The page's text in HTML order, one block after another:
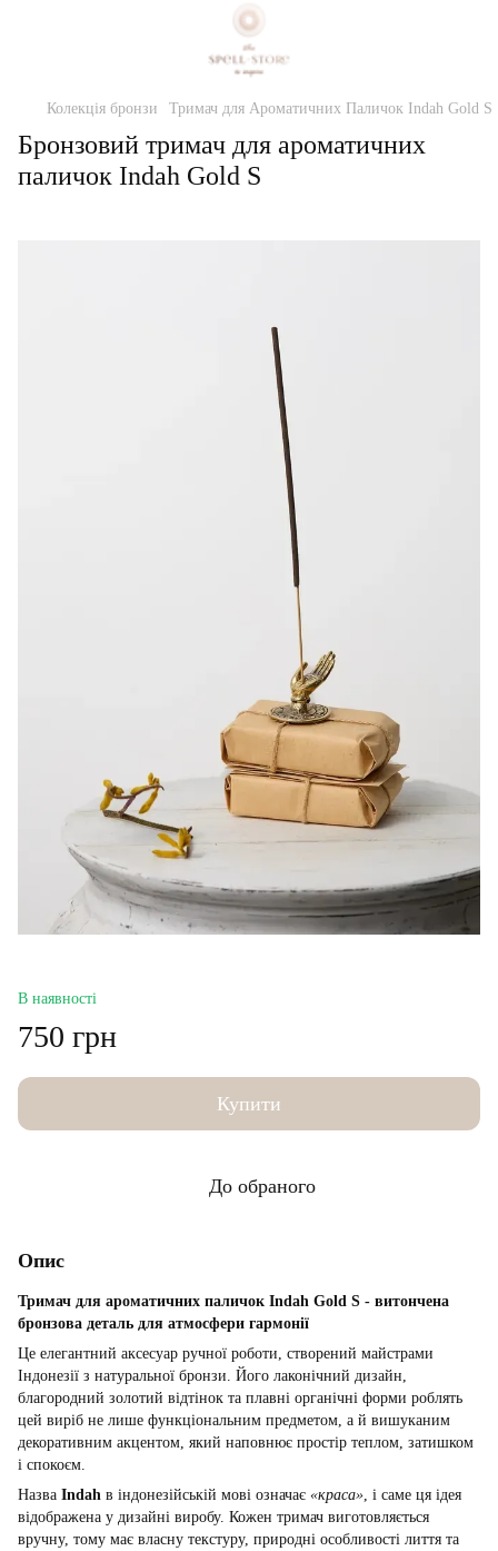
Колекція бронзи Тримач для Ароматичних Паличок Indah Gold S
Бронзовий тримач для ароматичних
паличок Indah Gold S
В наявності
750 грн
Купити
До обраного
Опис
Тримач для ароматичних паличок Indah Gold S - витончена
бронзова деталь для атмосфери гармонії
Це елегантний аксесуар ручної роботи, створений майстрами
Індонезії з натуральної бронзи. Його лаконічний дизайн,
благородний золотий відтінок та плавні органічні форми роблять
цей виріб не лише функціональним предметом, а й вишуканим
декоративним акцентом, який наповнює простір теплом, затишком
і спокоєм.
Назва Indah в індонезійській мові означає «краса» , і саме ця ідея
відображена у дизайні виробу. Кожен тримач виготовляється
вручну, тому має власну текстуру, природні особливості лиття та